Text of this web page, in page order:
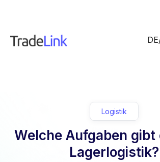
Logistik
Welche Aufgaben gibt
Lagerlogistik?